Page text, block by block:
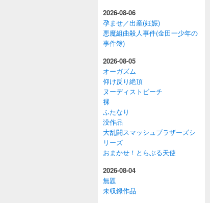
2026-08-06
孕ませ／出産(妊娠)
悪魔組曲殺人事件(金田一少年の
事件簿)
2026-08-05
オーガズム
仰け反り絶頂
ヌーディストビーチ
裸
ふたなり
没作品
大乱闘スマッシュブラザーズシ
リーズ
おまかせ！とらぶる天使
2026-08-04
無題
未収録作品